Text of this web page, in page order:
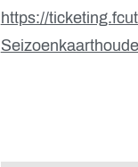
https://